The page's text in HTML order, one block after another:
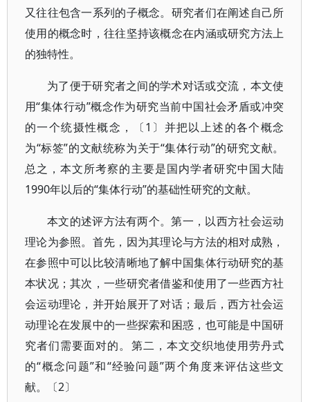
又往往包含一系列的子概念。研究者们在阐述自己所
使用的概念时，往往坚持该概念在内涵或研究方法上
的独特性。
为了便于研究者之间的学术对话或交流，本文使
用“集体行动”概念作为研究当前中国社会矛盾或冲突
的一个统摄性概念，〔1〕并把以上述的各个概念
为“标签”的文献统称为关于“集体行动”的研究文献。
总之，本文所考察的主要是国内学者研究中国大陆
1990年以后的“集体行动”的基础性研究的文献。
本文的述评方法有两个。第一，以西方社会运动
理论为参照。首先，因为其理论与方法的相对成熟，
在参照中可以比较清晰地了解中国集体行动研究的基
本状况；其次，一些研究者借鉴和使用了一些西方社
会运动理论，并开始展开了对话；最后，西方社会运
动理论在发展中的一些探索和困惑，也可能是中国研
究者们需要面对的。第二，本文交织地使用劳丹式
的“概念问题”和“经验问题”两个角度来评估这些文
献。〔2〕